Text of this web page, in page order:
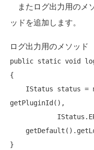
またログ出力用のメ
ッドを追加します。
ログ出力用のメソッド
public static void
{
    IStatus status =
getPluginId(),
}